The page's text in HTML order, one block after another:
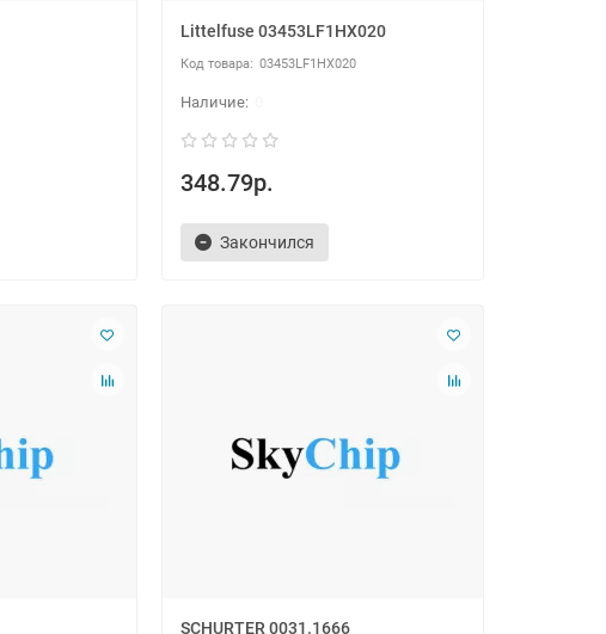
Littelfuse 03453LF1HX020
03453LF1HX020
348.79р.
Закончился
SCHURTER 0031.1666